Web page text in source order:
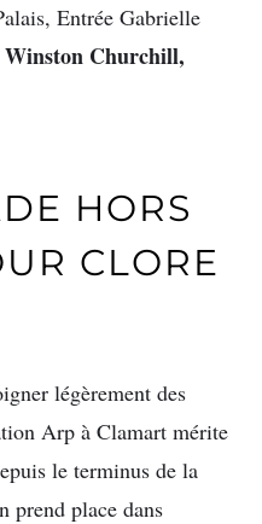
Entrée Gabrielle
Winston Churchill,
HORS
CLORE
légèrement des
Arp à Clamart mérite
le terminus de la
prend place dans